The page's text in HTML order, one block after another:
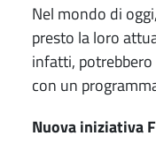
Nel mondo di
presto la loro
infatti,
con un
Nuova iniziativa